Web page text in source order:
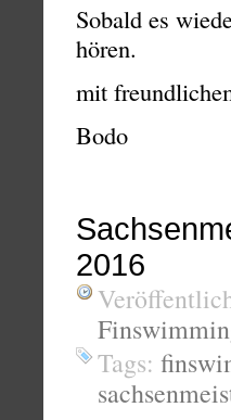
Sobald es
hören.
mit
Bodo
2016
Tags: